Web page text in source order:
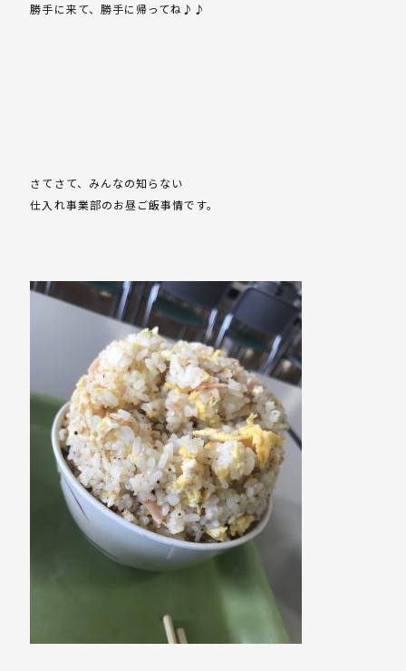
勝手に来て、勝手に帰ってね♪♪
さてさて、みんなの知らない
仕入れ事業部のお昼ご飯事情です。